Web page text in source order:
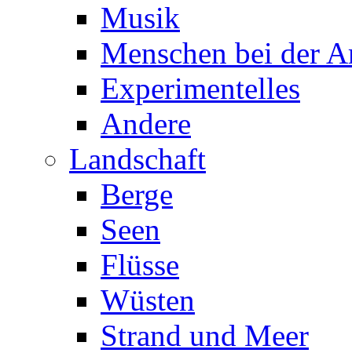
Musik
Menschen bei der
Experimentelles
Andere
Landschaft
Berge
Seen
Flüsse
Wüsten
Strand und Meer